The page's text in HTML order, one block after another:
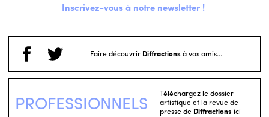
Inscrivez-vous à notre newsletter !
Faire découvrir Diffractionsà vos amis...
PROFESSIONNELS
Téléchargez le dossier
artistique et la revue de
presse de Diffractionsici